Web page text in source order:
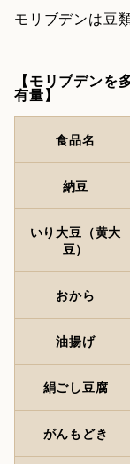
モリブデンは豆
【モリブデン
有量】
食品名
納豆
いり大豆（黄大
豆）
おから
油揚げ
絹ごし豆腐
がんもどき